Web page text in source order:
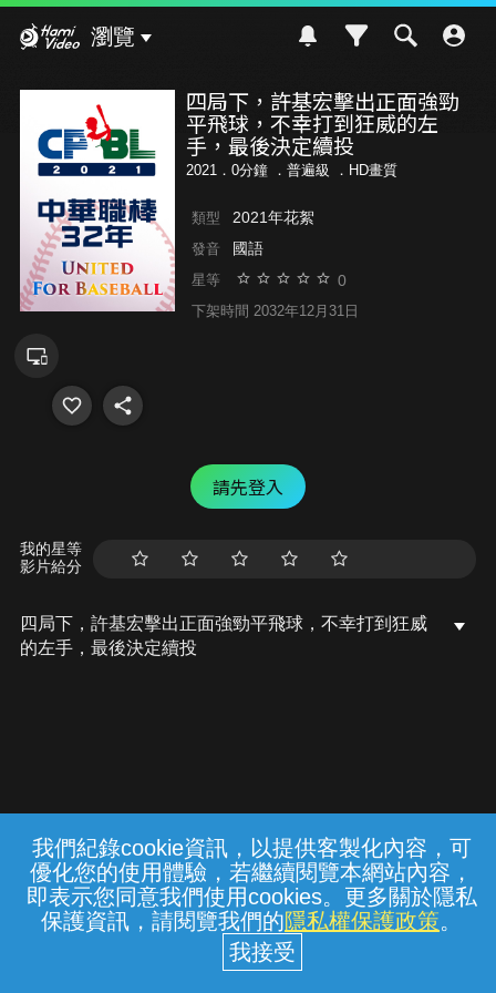
我們紀錄cookie資訊，以提供客製化內容，可
優化您的使用體驗，若繼續閱覽本網站內容，
即表示您同意我們使用cookies。更多關於隱私
保護資訊，請閱覽我們的隱私權保護政策。
瀏覽
四局下，許基宏擊出正面強勁
平飛球，不幸打到狂威的左
手，最後決定續投
2021．0分鐘 ． 普遍級 ．HD畫質
類型 2021年花絮
發音 國語
星等 0
下架時間 2032年12月31日
請先登入
我的星等
影片給分
四局下，許基宏擊出正面強勁平飛球，不幸打到狂威
的左手，最後決定續投
常見問題 線上客服 服務條款 隱私權保護
中華電信股份有限公司個人家庭分公司
(統一編號：96979949) © 2026
{{notifyMsg}}